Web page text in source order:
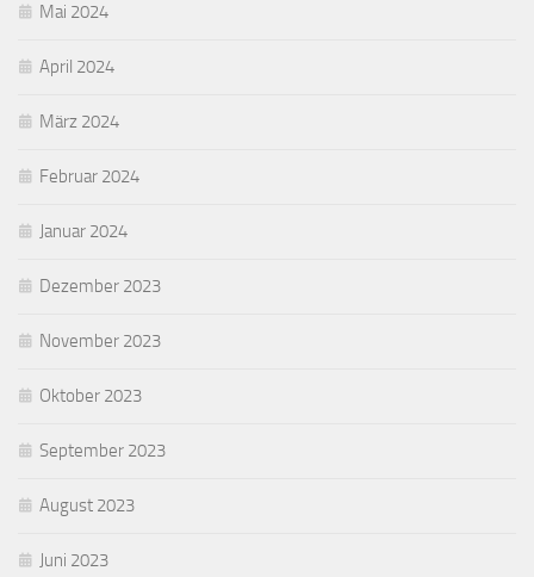
Mai 2024
April 2024
März 2024
Februar 2024
Januar 2024
Dezember 2023
November 2023
Oktober 2023
September 2023
August 2023
Juni 2023